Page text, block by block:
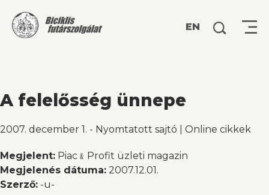
EN Keresés:
A felelősség ünnepe
2007. december 1. - Nyomtatott sajtó Online cikkek
Megjelent: Piac﹠Profit üzleti magazin
Megjelenés dátuma: 2007.12.01.
Szerző: -u-